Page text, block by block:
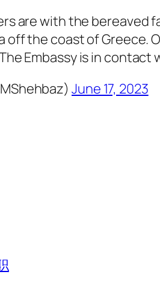
are with the bereaved
the coast of Greece.
Embassy is in contact
June 17, 2023